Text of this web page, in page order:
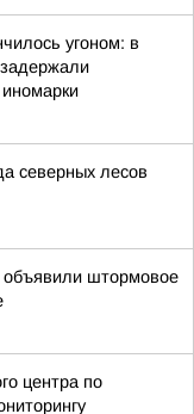
угоном: в
северных лесов
объявили штормовое
центра по